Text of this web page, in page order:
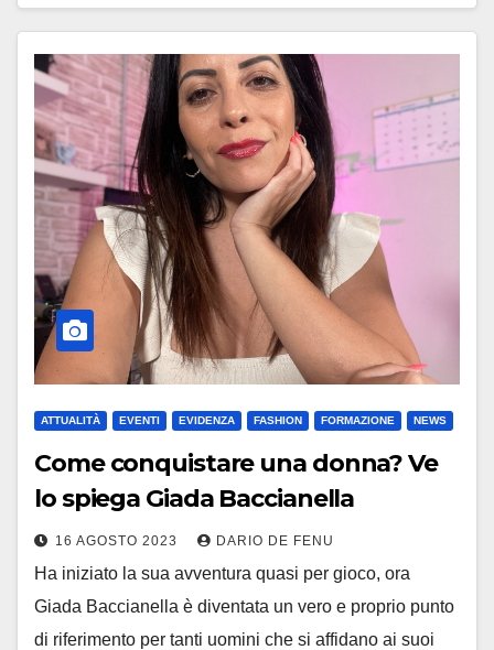
ATTUALITÀ EVENTI EVIDENZA FASHION FORMAZIONE NEWS
Come conquistare una donna? Ve
lo spiega Giada Baccianella
16 AGOSTO 2023 DARIO DE FENU
Ha iniziato la sua avventura quasi per gioco, ora
Giada Baccianella è diventata un vero e proprio punto
di riferimento per tanti uomini che si affidano ai suoi